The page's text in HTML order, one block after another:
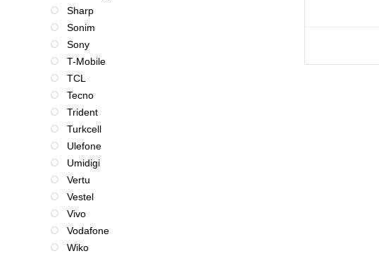
Sharp
Sonim
Sony
T-Mobile
TCL
Tecno
Trident
Turkcell
Ulefone
Umidigi
Vertu
Vestel
Vivo
Vodafone
Wiko